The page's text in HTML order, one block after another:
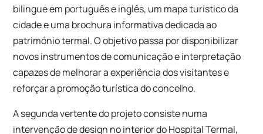
bilingue em português e inglês, um mapa turístico da
cidade e uma brochura informativa dedicada ao
património termal. O objetivo passa por disponibilizar
novos instrumentos de comunicação e interpretação
capazes de melhorar a experiência dos visitantes e
reforçar a promoção turística do concelho.
A segunda vertente do projeto consiste numa
intervenção de design no interior do Hospital Termal,